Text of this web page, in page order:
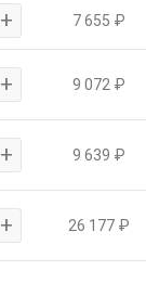
+ 7 655 ₽
+ 9 072 ₽
+ 9 639 ₽
+ 26 177 ₽